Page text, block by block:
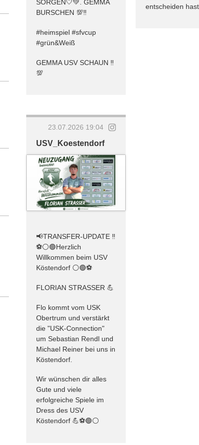
SORGEN🤍💚. GEMMA
BURSCHEN 💯‼️
#heimspiel #sfvcup
#grün&Weiß
GEMMA USV SCHAUN ‼️
💯
entscheiden
23.07.2026 19:04
USV_Koestendorf
📢TRANSFER-UPDATE ‼️
⚽️⚪️🟢Herzlich
Willkommen beim USV
Köstendorf ⚪️🟢⚽️
FLORIAN STRASSER 💪
Flo kommt vom USK
Obertrum und verstärkt
die "USK-Connection"
um Sebastian Rendl und
Michael Reiner bei uns in
Köstendorf.
Wir wünschen dir alles
Gute und viele
erfolgreiche Spiele im
Dress des USV
Köstendorf 💪⚽️🟢⚪️